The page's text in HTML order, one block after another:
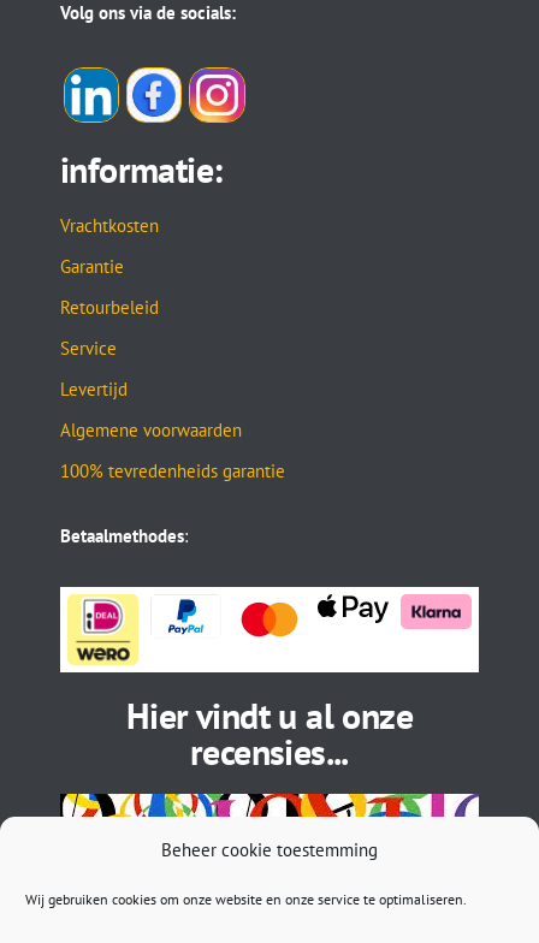
Beheer cookie toestemming
Wij gebruiken cookies om onze website en onze service te optimaliseren.
Volg ons via de socials:
informatie:
Vrachtkosten
Garantie
Retourbeleid
Service
Levertijd
Algemene voorwaarden
100% tevredenheids garantie
Betaalmethodes:
Hier vindt u al onze
recensies...